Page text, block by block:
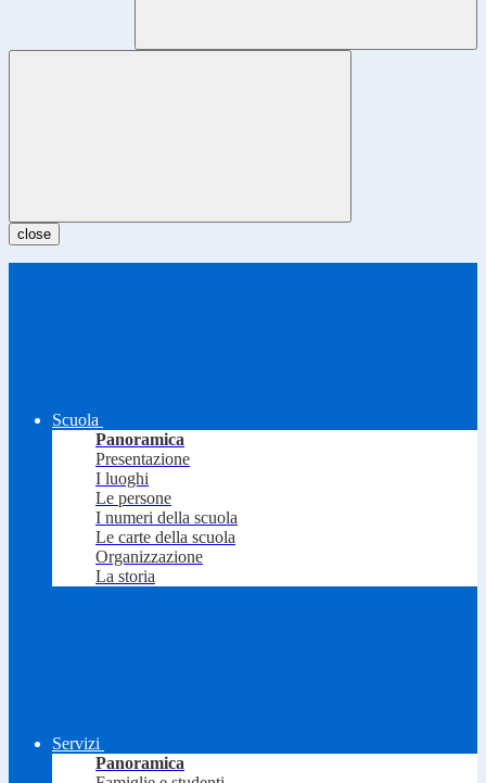
close
Scuola
Panoramica
Presentazione
I luoghi
Le persone
I numeri della scuola
Le carte della scuola
Organizzazione
La storia
Servizi
Panoramica